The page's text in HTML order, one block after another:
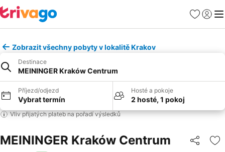
Oblíbené
Zobrazit všechny pobyty v lokalitě Krakov
Destinace
MEININGER Kraków Centrum
Příjezd/odjezd
Vybrat termín
Hosté a pokoje
2 hosté, 1 pokoj
Vliv přijatých plateb na pořadí výsledků
MEININGER Kraków Centrum Sdílet